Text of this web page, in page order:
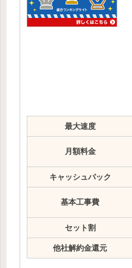
最大速度
月額料金
キャッシュバック
基本工事費
セット割
他社解約金還元